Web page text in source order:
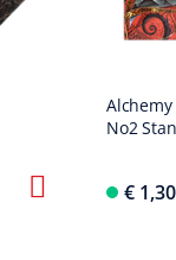
No2
€ 1,30